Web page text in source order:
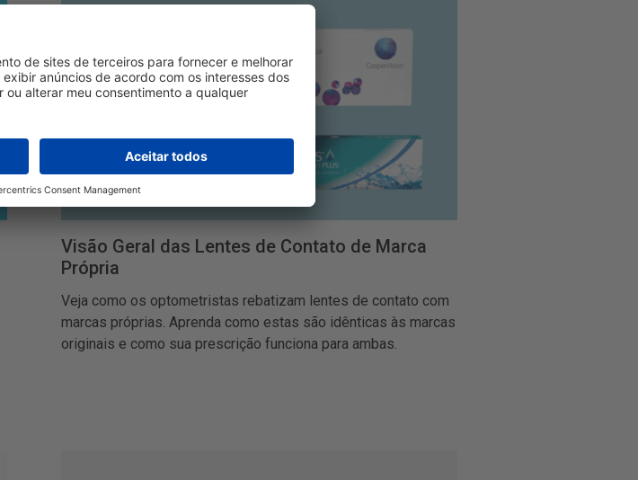
Visão Geral das Lentes de Contato de Marca
Própria
Veja como os optometristas rebatizam lentes de contato com
marcas próprias. Aprenda como estas são idênticas às marcas
originais e como sua prescrição funciona para ambas.